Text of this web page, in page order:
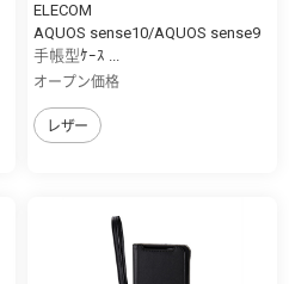
ELECOM
AQUOS sense10/AQUOS sense9
手帳型ｹｰｽ ...
オープン価格
レザー